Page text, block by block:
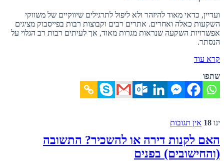
ועדיין, כדאי מאוד להיזהר ולא ליפול לתרגילים שיווקיים של משווקי
השקעות כאלה ואחרים. אתרים רבים וקבוצות רבות בפייסבוק מציגים
אפשרויות השקעה שנראות מגרות מאוד, אך לעיתים רבות רב הגלוי על
הנסתר.
קרא עוד
שתפו
ינו 18 אין תגובות
האם לקנות דירה או להשכיר? התשובה
(והחישובים) בפנים